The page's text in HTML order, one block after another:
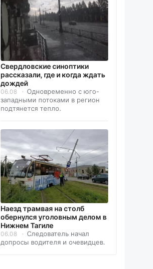
Свердловские синоптики
рассказали, где и когда ждать
дождей
06.08
Одновременно с юго-
западными потоками в регион
подтянется тепло.
Наезд трамвая на столб
обернулся уголовным делом в
Нижнем Тагиле
06.08
Следователь начал
допросы водителя и очевидцев.